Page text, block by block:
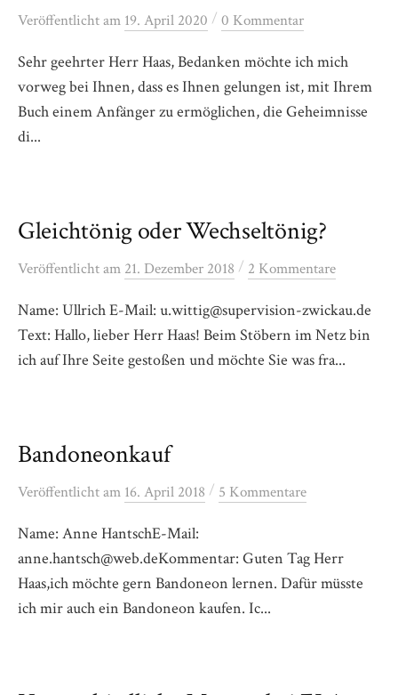
Veröffentlichtam 19. April 2020 / 0 Kommentar
Sehr geehrter Herr Haas, Bedanken möchte ich mich
vorweg bei Ihnen, dass es Ihnen gelungen ist, mit Ihrem
Buch einem Anfänger zu ermöglichen, die Geheimnisse
di...
Gleichtönig oder Wechseltönig?
Veröffentlichtam 21. Dezember 2018 / 2 Kommentare
Name: Ullrich E-Mail: u.wittig@supervision-zwickau.de
Text: Hallo, lieber Herr Haas! Beim Stöbern im Netz bin
ich auf Ihre Seite gestoßen und möchte Sie was fra...
Bandoneonkauf
Veröffentlichtam 16. April 2018 / 5 Kommentare
Name: Anne HantschE-Mail:
anne.hantsch@web.deKommentar: Guten Tag Herr
Haas,ich möchte gern Bandoneon lernen. Dafür müsste
ich mir auch ein Bandoneon kaufen. Ic...